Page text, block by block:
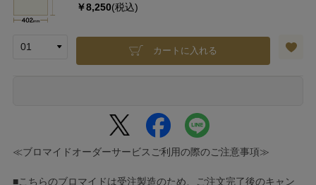
￥8,250(税込)
カートに入れる
≪ブロマイドオーダーサービスご利用の際のご注意事項≫
■こちらのブロマイドは受注製造のため、ご注文完了後のキャン